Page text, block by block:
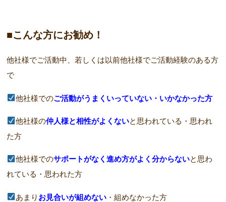
■こんな方にお勧め！
他社様でご活動中、若しくは以前他社様でご活動経験のある方
で
他社様でのご活動がうまくいっていない・いかなかった方
他社様の仲人様と相性がよくないと思われている・思われ
た方
他社様でのサポートがなく進め方がよく分からないと思わ
れている・思われた方
あまり お見合いが組めない ・組めなかった方